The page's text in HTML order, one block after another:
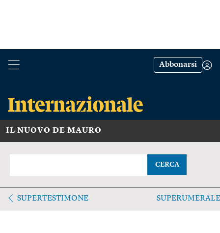
Abbonarsi
IL NUOVO DE MAURO
CERCA
SUPERTESTIMONE SUPERUMERALE